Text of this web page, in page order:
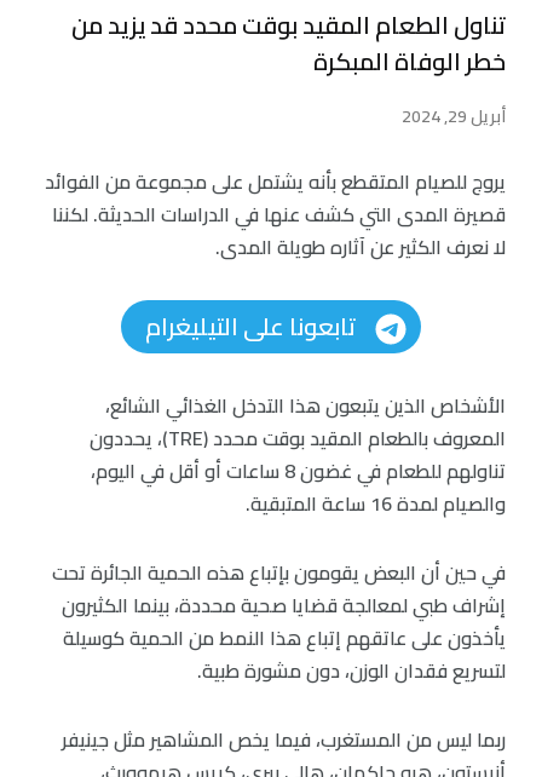
تناول الطعام المقيد بوقت محدد قد يزيد من
خطر الوفاة المبكرة
أبريل 29, 2024
يروج للصيام المتقطع بأنه يشتمل على مجموعة من الفوائد
قصيرة المدى التي كشف عنها في الدراسات الحديثة. لكننا
لا نعرف الكثير عن آثاره طويلة المدى.
تابعونا على التيليغرام
الأشخاص الذين يتبعون هذا التدخل الغذائي الشائع،
المعروف بالطعام المقيد بوقت محدد (TRE)، يحددون
تناولهم للطعام في غضون 8 ساعات أو أقل في اليوم،
والصيام لمدة 16 ساعة المتبقية.
في حين أن البعض يقومون بإتباع هذه الحمية الجائرة تحت
إشراف طبي لمعالجة قضايا صحية محددة، بينما الكثيرون
يأخذون على عاتقهم إتباع هذا النمط من الحمية كوسيلة
لتسريع فقدان الوزن، دون مشورة طبية.
ربما ليس من المستغرب، فيما يخص المشاهير مثل جينيفر